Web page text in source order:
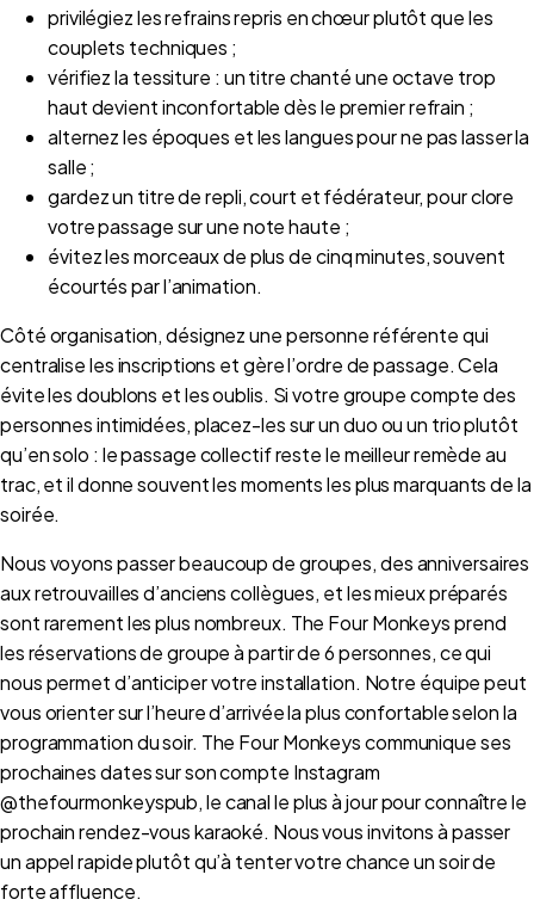
privilégiez les refrains repris en chœur plutôt que les
couplets techniques ;
vérifiez la tessiture : un titre chanté une octave trop
haut devient inconfortable dès le premier refrain ;
alternez les époques et les langues pour ne pas lasser la
salle ;
gardez un titre de repli, court et fédérateur, pour clore
votre passage sur une note haute ;
évitez les morceaux de plus de cinq minutes, souvent
écourtés par l’animation.
Côté organisation, désignez une personne référente qui
centralise les inscriptions et gère l’ordre de passage. Cela
évite les doublons et les oublis. Si votre groupe compte des
personnes intimidées, placez-les sur un duo ou un trio plutôt
qu’en solo : le passage collectif reste le meilleur remède au
trac, et il donne souvent les moments les plus marquants de la
soirée.
Nous voyons passer beaucoup de groupes, des anniversaires
aux retrouvailles d’anciens collègues, et les mieux préparés
sont rarement les plus nombreux. The Four Monkeys prend
les réservations de groupe à partir de 6 personnes, ce qui
nous permet d’anticiper votre installation. Notre équipe peut
vous orienter sur l’heure d’arrivée la plus confortable selon la
programmation du soir. The Four Monkeys communique ses
prochaines dates sur son compte Instagram
@thefourmonkeyspub, le canal le plus à jour pour connaître le
prochain rendez-vous karaoké. Nous vous invitons à passer
un appel rapide plutôt qu’à tenter votre chance un soir de
forte affluence.